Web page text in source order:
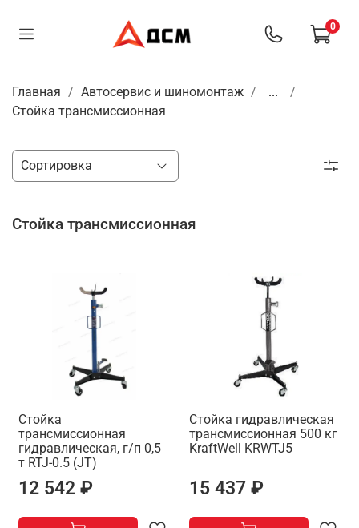
0
Главная Автосервис и шиномонтаж
...
Стойка трансмиссионная
Стойка трансмиссионная
Стойка
трансмиссионная
гидравлическая, г/п 0,5
т RTJ-0.5 (JT)
12 542 ₽
Стойка гидравлическая
трансмиссионная 500 кг
KraftWell KRWTJ5
15 437 ₽